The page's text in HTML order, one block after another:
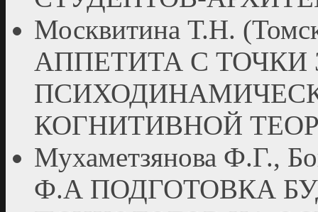
Москвитина Т.Н.
АППЕТИТА С ТОЧКИ
КОГНИТИВНОЙ
Мухаметзянова Ф.Г.,
Ф.А ПОДГОТОВКА